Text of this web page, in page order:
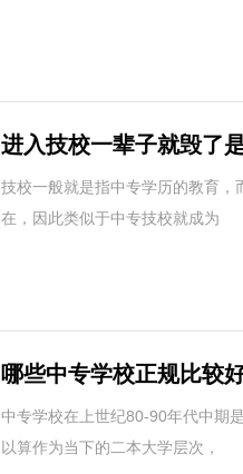
进入技校一辈子就毁了
技校一般就是指中专学历的教育
在，因此类似于中专技校就成为
哪些中专学校正规比较
学校
中专学校在上世纪80-90年代中期
以算作为当下的二本大学层次，